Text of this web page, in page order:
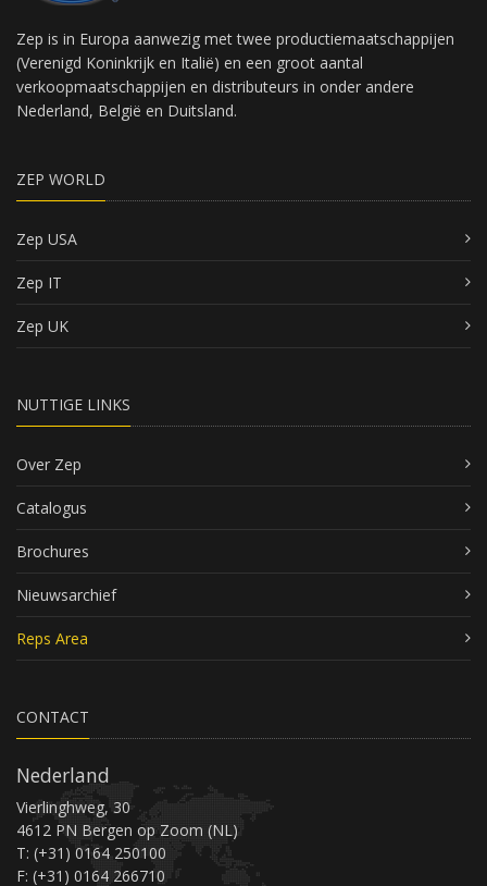
Zep is in Europa aanwezig met twee productiemaatschappijen
(Verenigd Koninkrijk en Italië) en een groot aantal
verkoopmaatschappijen en distributeurs in onder andere
Nederland, België en Duitsland.
ZEP WORLD
Zep USA
Zep IT
Zep UK
NUTTIGE LINKS
Over Zep
Catalogus
Brochures
Nieuwsarchief
Reps Area
CONTACT
Nederland
Vierlinghweg, 30
4612 PN Bergen op Zoom (NL)
T: (+31) 0164 250100
F: (+31) 0164 266710